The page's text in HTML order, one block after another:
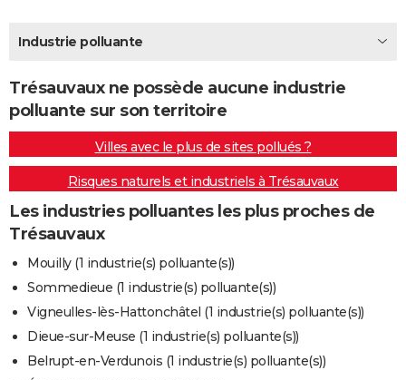
BONS PLANS
CARTE DE VOEUX
Carte de Noël
Carte Bonne année
Carte Saint-Valentin
Carte Pâques
Carte d'anniversaire
DICTIONNAIRE
Dictionnaire
Biographies
Citations
Expressions
Proverbes
PROGRAMME TV
COPAINS D'AVANT
S'inscrire
Se connecter
Primaires
Universités
Entreprises
Service militaire
Avis de recherche
AVIS DE DÉCÈS
FORUM
Industrie polluante
Trésauvaux ne possède aucune industrie
polluante sur son territoire
Villes avec le plus de sites pollués ?
Risques naturels et industriels à Trésauvaux
Les industries polluantes les plus proches de
Trésauvaux
Mouilly (1 industrie(s) polluante(s))
Sommedieue (1 industrie(s) polluante(s))
Vigneulles-lès-Hattonchâtel (1 industrie(s) polluante(s))
Dieue-sur-Meuse (1 industrie(s) polluante(s))
Belrupt-en-Verdunois (1 industrie(s) polluante(s))